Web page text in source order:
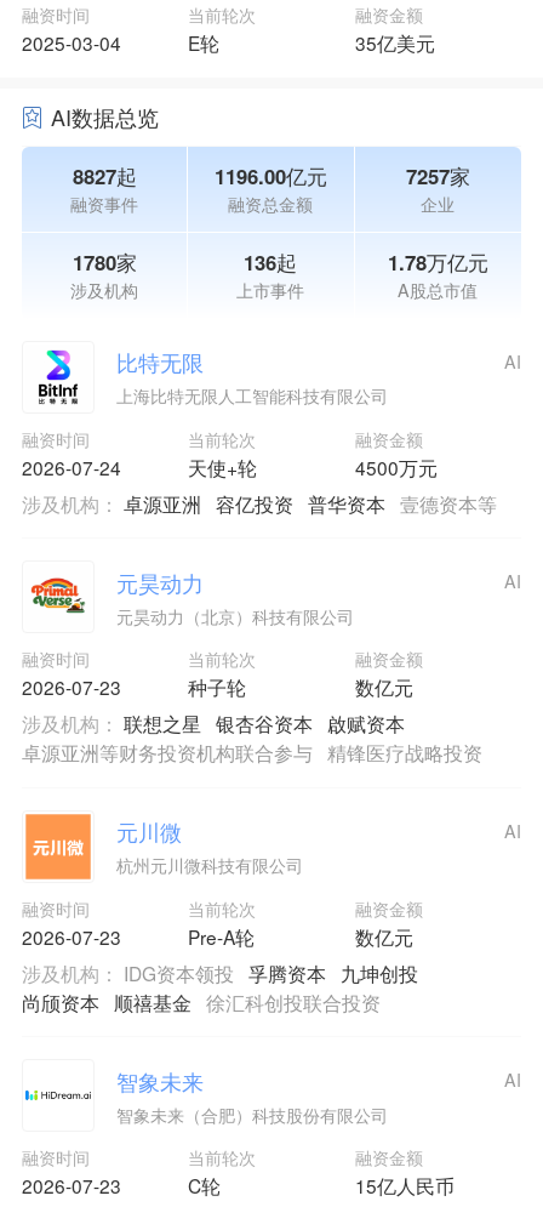
融资时间
2025-03-04
当前轮次
E轮
融资金额
35亿美元
AI数据总览
8827起
融资事件
1196.00亿元
融资总金额
7257家
企业
1780家
涉及机构
136起
上市事件
1.78万亿元
A股总市值
比特无限
上海比特无限人工智能科技有限公司
融资时间
2026-07-24
当前轮次
天使+轮
融资金额
4500万元
AI
涉及机构： 卓源亚洲 容亿投资 普华资本 壹德资本等
元昊动力
元昊动力（北京）科技有限公司
融资时间
2026-07-23
当前轮次
种子轮
融资金额
数亿元
AI
涉及机构： 联想之星 银杏谷资本
啟赋资本
卓源亚洲等财务投资机构联合参与
精锋医疗战略投资
元川微
杭州元川微科技有限公司
融资时间
2026-07-23
当前轮次
Pre-A轮
融资金额
数亿元
AI
涉及机构： IDG资本领投 孚腾资本
九坤创投
尚颀资本
顺禧基金 徐汇科创投联合投资
智象未来
智象未来（合肥）科技股份有限公司
融资时间
2026-07-23
当前轮次
C轮
融资金额
15亿人民币
AI